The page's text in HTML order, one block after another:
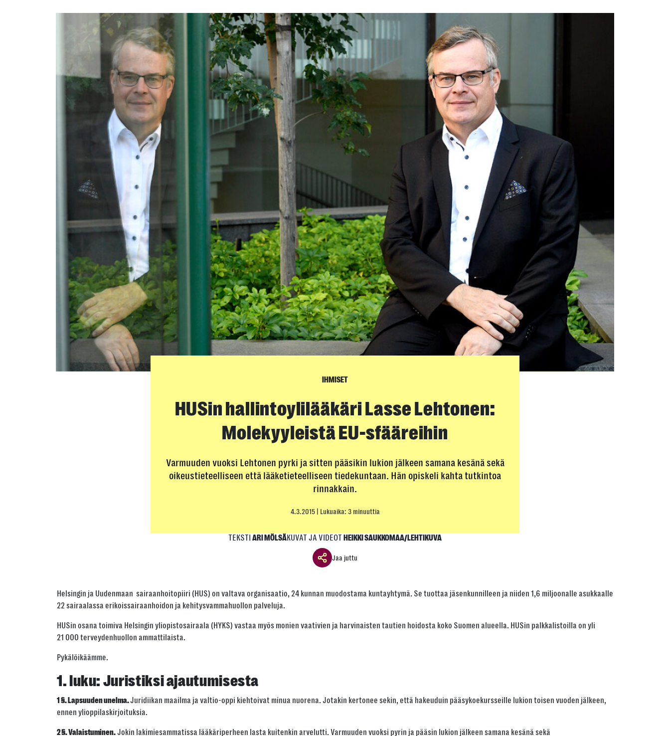
IHMISET
HUSin hallintoylilääkäri Lasse Lehtonen:
Molekyyleistä EU-sfääreihin
Varmuuden vuoksi Lehtonen pyrki ja sitten pääsikin lukion jälkeen samana kesänä sekä
oikeustieteelliseen että lääketieteelliseen tiedekuntaan. Hän opiskeli kahta tutkintoa
rinnakkain.
4.3.2015 | Lukuaika: 3 minuuttia
TEKSTI ARI MÖLSÄKUVAT JA VIDEOT HEIKKI SAUKKOMAA/LEHTIKUVA
Jaa juttu
Jaa tämä linkki seuraavilla tavoilla
Helsingin ja Uudenmaan sairaanhoitopiiri (HUS) on valtava organisaatio, 24 kunnan muodostama kuntayhtymä. Se tuottaa jäsenkunnilleen ja niiden 1,6 miljoonalle asukkaalle
22 sairaalassa erikoissairaanhoidon ja kehitysvammahuollon palveluja.
HUSin osana toimiva Helsingin yliopistosairaala (HYKS) vastaa myös monien vaativien ja harvinaisten tautien hoidosta koko Suomen alueella. HUSin palkkalistoilla on yli
21 000 terveydenhuollon ammattilaista.
Pykälöikäämme.
1. luku:Juristiksi ajautumisesta
1 §. Lapsuuden unelma.Juridiikan maailma ja valtio-oppi kiehtoivat minua nuorena. Jotakin kertonee sekin, että hakeuduin pääsykoekursseille lukion toisen vuoden jälkeen,
ennen ylioppilaskirjoituksia.
2 §. Valaistuminen.Jokin lakimiesammatissa lääkäriperheen lasta kuitenkin arvelutti. Varmuuden vuoksi pyrin ja pääsin lukion jälkeen samana kesänä sekä